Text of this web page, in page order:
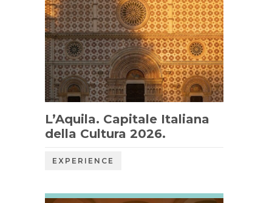
L’Aquila. Capitale Italiana
della Cultura 2026.
EXPERIENCE